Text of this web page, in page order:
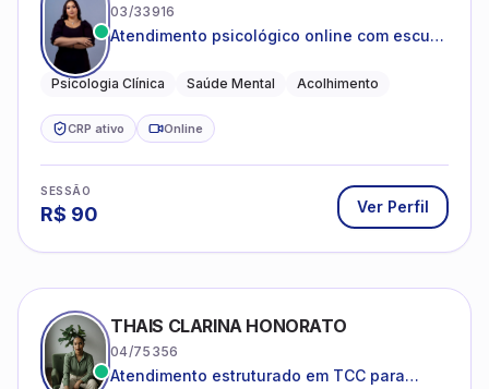
03/33916
Atendimento psicológico online com escuta
emocional
Psicologia Clínica Saúde Mental Acolhimento
CRP ativo Online
SESSÃO
R$ 90 Ver Perfil
THAIS CLARINA HONORATO
04/75356
Atendimento estruturado em TCC para